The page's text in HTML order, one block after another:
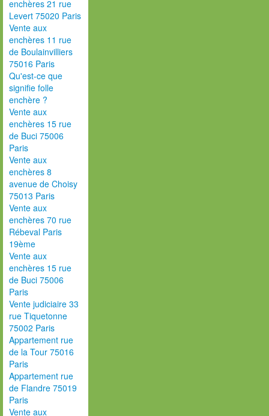
enchères 21 rue
Levert 75020 Paris
Vente aux
enchères 11 rue
de Boulainvilliers
75016 Paris
Qu'est-ce que
signifie folle
enchère ?
Vente aux
enchères 15 rue
de Buci 75006
Paris
Vente aux
enchères 8
avenue de Choisy
75013 Paris
Vente aux
enchères 70 rue
Rébeval Paris
19ème
Vente aux
enchères 15 rue
de Buci 75006
Paris
Vente judiciaire 33
rue Tiquetonne
75002 Paris
Appartement rue
de la Tour 75016
Paris
Appartement rue
de Flandre 75019
Paris
Vente aux